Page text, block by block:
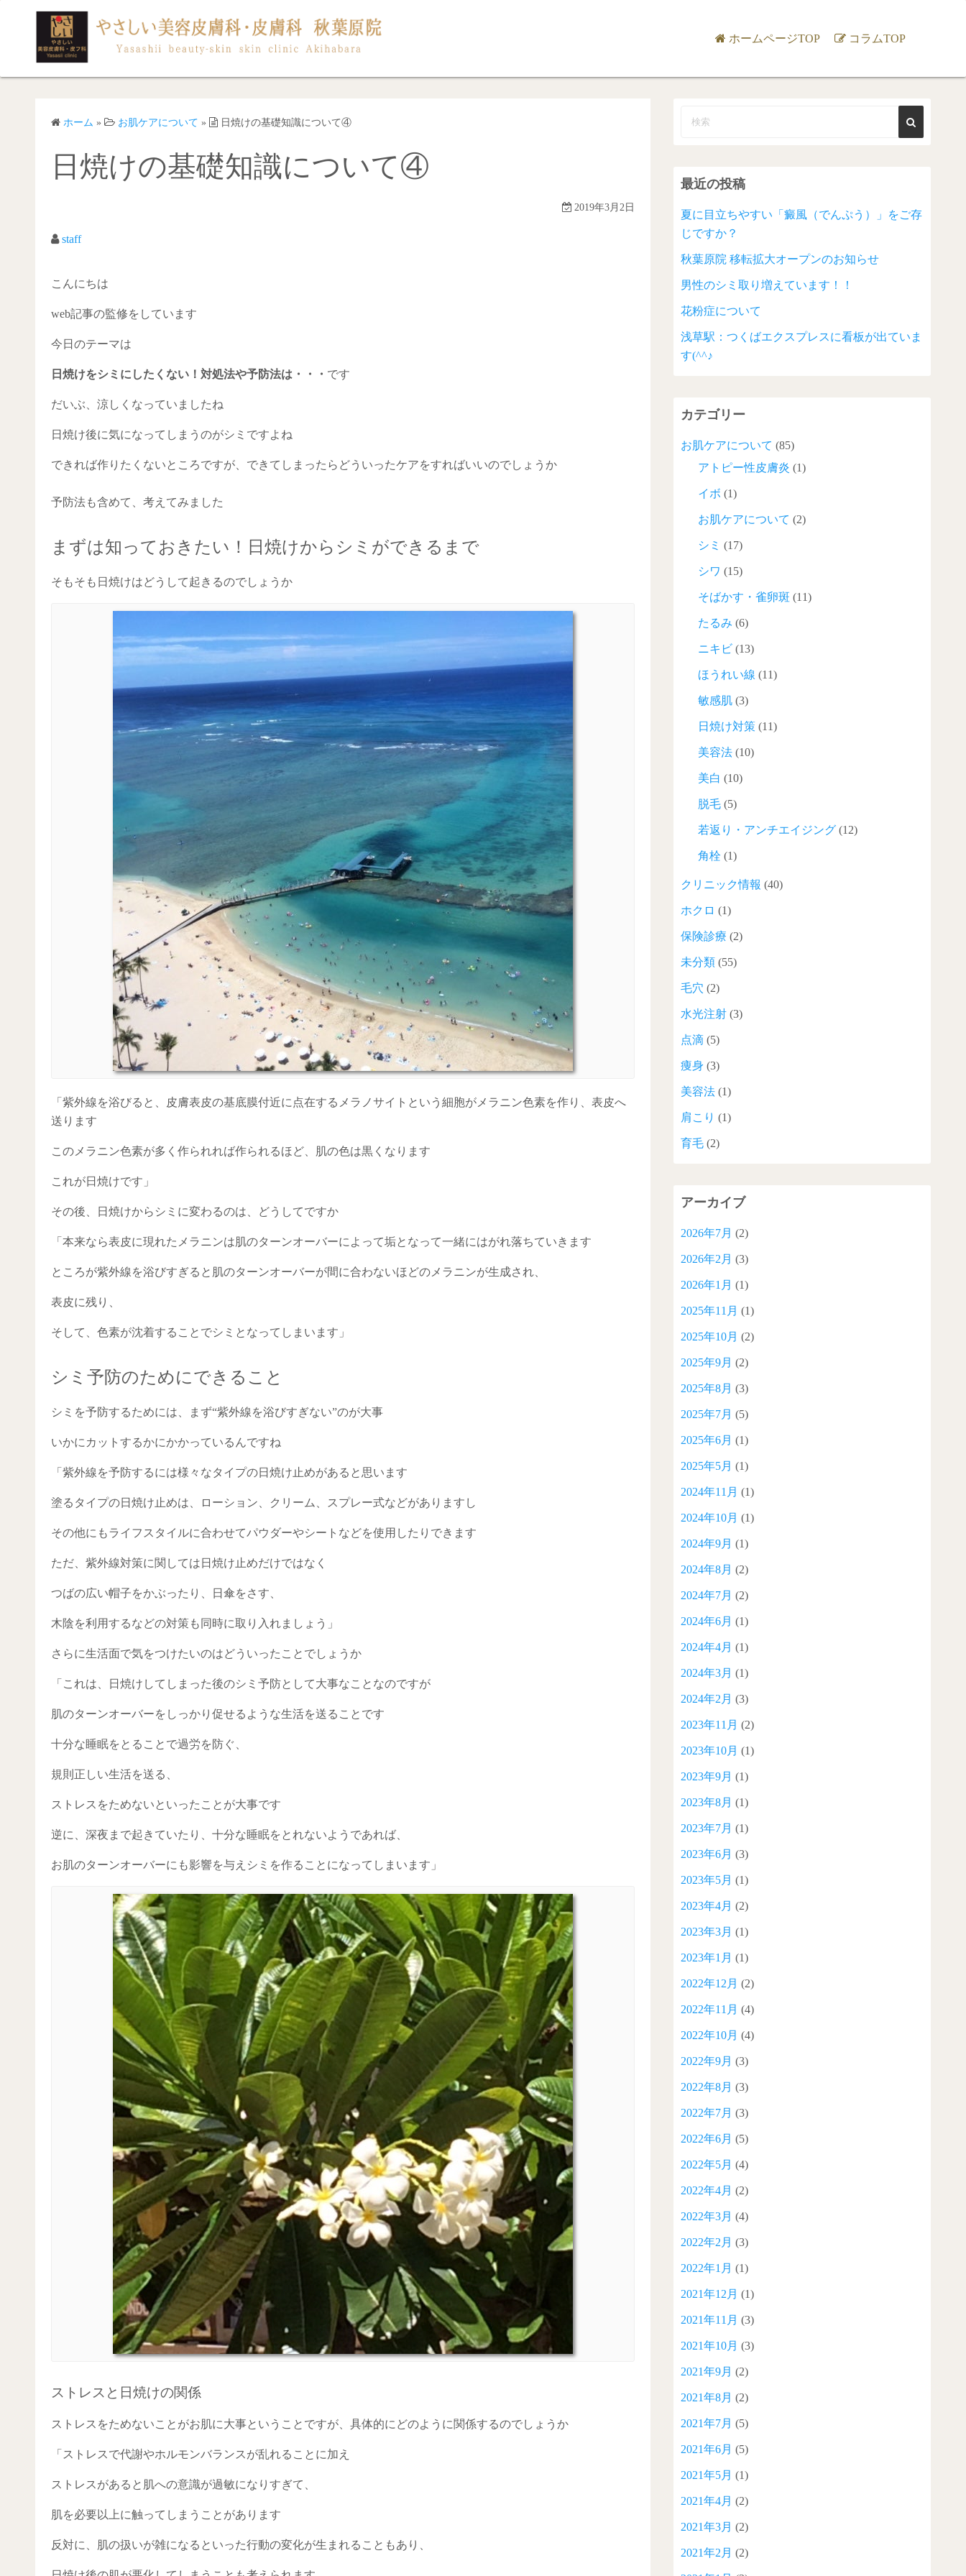
ホームページTOP コラムTOP
ホーム » お肌ケアについて » 日焼けの基礎知識について④
日焼けの基礎知識について④
2019年3月2日
staff
こんにちは
web記事の監修をしています
今日のテーマは
日焼けをシミにしたくない！対処法や予防法は・・・ です
だいぶ、涼しくなっていましたね
日焼け後に気になってしまうのがシミですよね
できれば作りたくないところですが、できてしまったらどういったケアをすればいいのでしょうか
予防法も含めて、考えてみました
まずは知っておきたい！日焼けからシミができるまで
そもそも日焼けはどうして起きるのでしょうか
「紫外線を浴びると、皮膚表皮の基底膜付近に点在するメラノサイトという細胞がメラニン色素を作り、表皮へ
送ります
このメラニン色素が多く作られれば作られるほど、肌の色は黒くなります
これが日焼けです」
その後、日焼けからシミに変わるのは、どうしてですか
「本来なら表皮に現れたメラニンは肌のターンオーバーによって垢となって一緒にはがれ落ちていきます
ところが紫外線を浴びすぎると肌のターンオーバーが間に合わないほどのメラニンが生成され、
表皮に残り、
そして、色素が沈着することでシミとなってしまいます」
シミ予防のためにできること
シミを予防するためには、まず“紫外線を浴びすぎない”のが大事
いかにカットするかにかかっているんですね
「紫外線を予防するには様々なタイプの日焼け止めがあると思います
塗るタイプの日焼け止めは、ローション、クリーム、スプレー式などがありますし
その他にもライフスタイルに合わせてパウダーやシートなどを使用したりできます
ただ、紫外線対策に関しては日焼け止めだけではなく
つばの広い帽子をかぶったり、日傘をさす、
木陰を利用するなどの対策も同時に取り入れましょう」
さらに生活面で気をつけたいのはどういったことでしょうか
「これは、日焼けしてしまった後のシミ予防として大事なことなのですが
肌のターンオーバーをしっかり促せるような生活を送ることです
十分な睡眠をとることで過労を防ぐ、
規則正しい生活を送る、
ストレスをためないといったことが大事です
逆に、深夜まで起きていたり、十分な睡眠をとれないようであれば、
お肌のターンオーバーにも影響を与えシミを作ることになってしまいます」
ストレスと日焼けの関係
ストレスをためないことがお肌に大事ということですが、具体的にどのように関係するのでしょうか
「ストレスで代謝やホルモンバランスが乱れることに加え
ストレスがあると肌への意識が過敏になりすぎて、
肌を必要以上に触ってしまうことがあります
反対に、肌の扱いが雑になるといった行動の変化が生まれることもあり、
最近の投稿
夏に目立ちやすい「癜風（でんぷう）」をご存
じですか？
秋葉原院 移転拡大オープンのお知らせ
男性のシミ取り増えています！！
花粉症について
浅草駅：つくばエクスプレスに看板が出ていま
す(^^♪
カテゴリー
お肌ケアについて (85)
アトピー性皮膚炎 (1)
イボ (1)
お肌ケアについて (2)
シミ (17)
シワ (15)
そばかす・雀卵斑 (11)
たるみ (6)
ニキビ (13)
ほうれい線 (11)
敏感肌 (3)
日焼け対策 (11)
美容法 (10)
美白 (10)
脱毛 (5)
若返り・アンチエイジング (12)
角栓 (1)
クリニック情報 (40)
ホクロ (1)
保険診療 (2)
未分類 (55)
毛穴 (2)
水光注射 (3)
点滴 (5)
痩身 (3)
美容法 (1)
肩こり (1)
育毛 (2)
アーカイブ
2026年7月 (2)
2026年2月 (3)
2026年1月 (1)
2025年11月 (1)
2025年10月 (2)
2025年9月 (2)
2025年8月 (3)
2025年7月 (5)
2025年6月 (1)
2025年5月 (1)
2024年11月 (1)
2024年10月 (1)
2024年9月 (1)
2024年8月 (2)
2024年7月 (2)
2024年6月 (1)
2024年4月 (1)
2024年3月 (1)
2024年2月 (3)
2023年11月 (2)
2023年10月 (1)
2023年9月 (1)
2023年8月 (1)
2023年7月 (1)
2023年6月 (3)
2023年5月 (1)
2023年4月 (2)
2023年3月 (1)
2023年1月 (1)
2022年12月 (2)
2022年11月 (4)
2022年10月 (4)
2022年9月 (3)
2022年8月 (3)
2022年7月 (3)
2022年6月 (5)
2022年5月 (4)
2022年4月 (2)
2022年3月 (4)
2022年2月 (3)
2022年1月 (1)
2021年12月 (1)
2021年11月 (3)
2021年10月 (3)
2021年9月 (2)
2021年8月 (2)
2021年7月 (5)
2021年6月 (5)
2021年5月 (1)
2021年4月 (2)
2021年3月 (2)
2021年2月 (2)